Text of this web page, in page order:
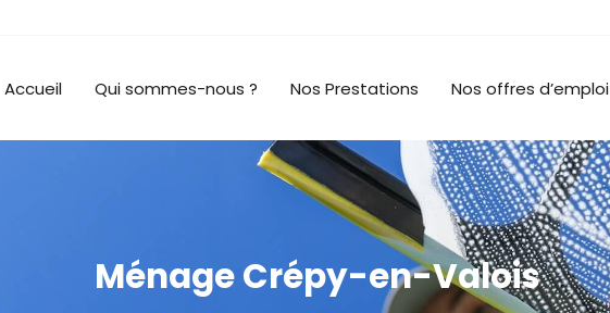
Accueil Qui sommes-nous ? Nos Prestations Nos offres d’emploi
Ménage Crépy-en-Valois